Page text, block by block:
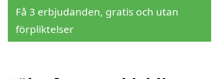
Få 3 erbjudanden, gratis och utan
förpliktelser